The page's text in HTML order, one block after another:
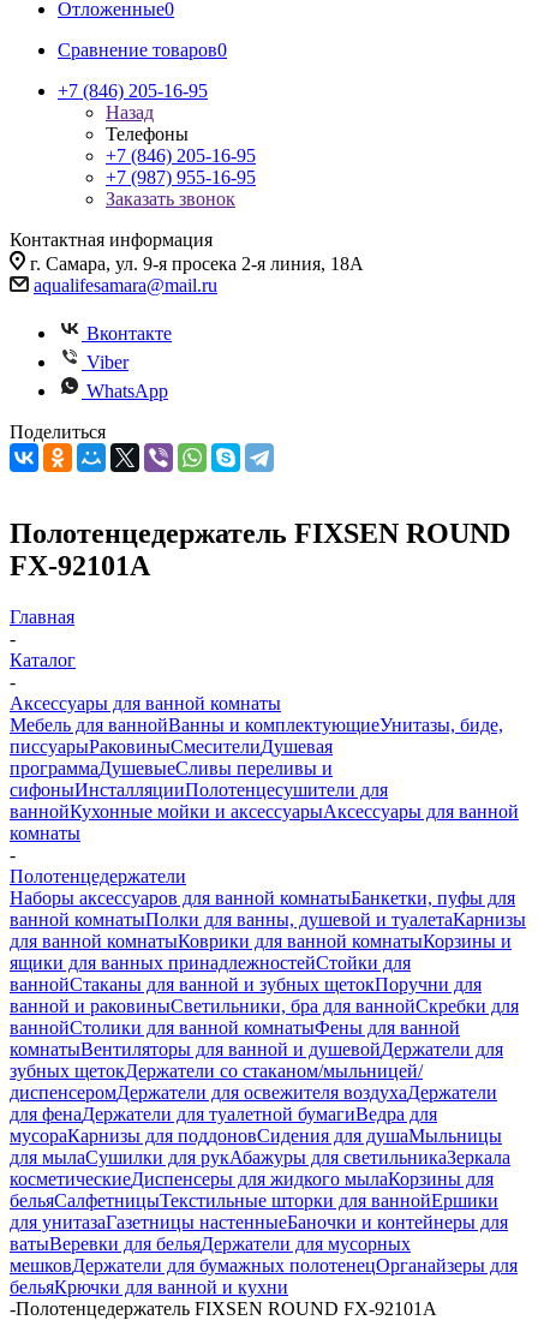
Отложенные0
Сравнение товаров0
+7 (846) 205-16-95
Назад
Телефоны
+7 (846) 205-16-95
+7 (987) 955-16-95
Заказать звонок
Контактная информация
г. Самара, ул. 9-я просека 2-я линия, 18А
aqualifesamara@mail.ru
Вконтакте
Viber
WhatsApp
Поделиться
Полотенцедержатель FIXSEN ROUND
FX-92101A
Главная
-
Каталог
-
Аксессуары для ванной комнаты
Мебель для ваннойВанны и комплектующиеУнитазы, биде,
писсуарыРаковиныСмесителиДушевая
программаДушевыеСливы переливы и
сифоныИнсталляцииПолотенцесушители для
ваннойКухонные мойки и аксессуарыАксессуары для ванной
комнаты
-
Полотенцедержатели
Наборы аксессуаров для ванной комнатыБанкетки, пуфы для
ванной комнатыПолки для ванны, душевой и туалетаКарнизы
для ванной комнатыКоврики для ванной комнатыКорзины и
ящики для ванных принадлежностейСтойки для
ваннойСтаканы для ванной и зубных щетокПоручни для
ванной и раковиныСветильники, бра для ваннойСкребки для
ваннойСтолики для ванной комнатыФены для ванной
комнатыВентиляторы для ванной и душевойДержатели для
зубных щетокДержатели со стаканом/мыльницей/
диспенсеромДержатели для освежителя воздухаДержатели
для фенаДержатели для туалетной бумагиВедра для
мусораКарнизы для поддоновСидения для душаМыльницы
для мылаСушилки для рукАбажуры для светильникаЗеркала
косметическиеДиспенсеры для жидкого мылаКорзины для
бельяСалфетницыТекстильные шторки для ваннойЕршики
для унитазаГазетницы настенныеБаночки и контейнеры для
ватыВеревки для бельяДержатели для мусорных
мешковДержатели для бумажных полотенецОрганайзеры для
бельяКрючки для ванной и кухни
-Полотенцедержатель FIXSEN ROUND FX-92101A